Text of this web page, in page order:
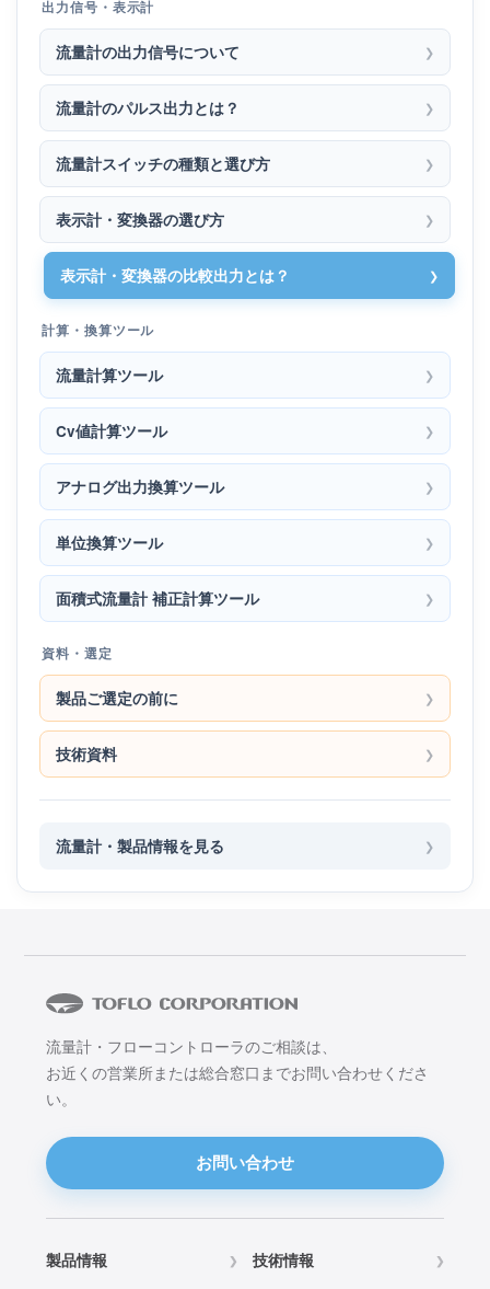
出力信号・表示計
流量計の出力信号について
流量計のパルス出力とは？
流量計スイッチの種類と選び方
表示計・変換器の選び方
表示計・変換器の比較出力とは？
計算・換算ツール
流量計算ツール
Cv値計算ツール
アナログ出力換算ツール
単位換算ツール
面積式流量計 補正計算ツール
資料・選定
製品ご選定の前に
技術資料
流量計・製品情報を見る
流量計・フローコントローラのご相談は、
お近くの営業所または総合窓口までお問い合わせくださ
い。
お問い合わせ
製品情報 技術情報